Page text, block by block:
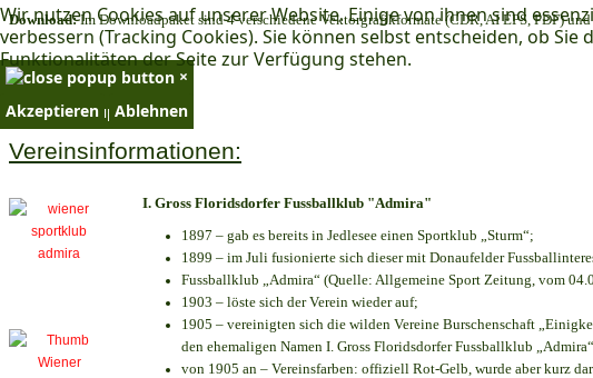
Wir nutzen Cookies auf unserer Website. Einige von ihnen sind
verbessern (Tracking Cookies). Sie können selbst entscheiden, ob
Funktionalitäten der Seite zur Verfügung stehen.
Akzeptieren Ablehnen
Download:Im Downloadpaket sind 4 verschiedene Vektorgrafikformate (CDR, AI EPS, PDF)
×
×
Vereinsinformationen:
I. Gross Floridsdorfer Fussballklub "Admira"
1897 – gab es bereits in Jedlesee einen Sportklub „Sturm“;
1899 – im Juli fusionierte sich dieser mit Donaufelder
Fussballklub „Admira“ (Quelle: Allgemeine Sport Zeitung, vom
1903 – löste sich der Verein wieder auf;
1905 – vereinigten sich die wilden Vereine Burschenschaft
den ehemaligen Namen I. Gross Floridsdorfer Fussballklub „Admira“
von 1905 an – Vereinsfarben: offiziell Rot-Gelb, wurde aber kurz